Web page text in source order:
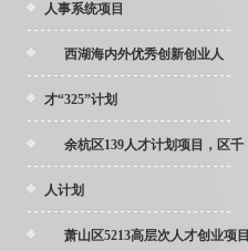
人事系统项目
西湖海内外优秀创新创业人
才“325”计划
余杭区139人才计划项目，区千
人计划
萧山区5213高层次人才创业项目